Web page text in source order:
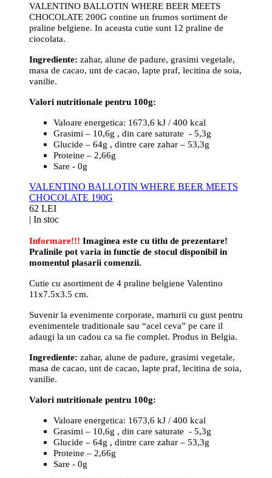
VALENTINO BALLOTIN WHERE BEER MEETS
CHOCOLATE 200G contine un frumos sortiment de
praline belgiene. In aceasta cutie sunt 12 praline de
ciocolata.
Ingrediente: zahar, alune de padure, grasimi vegetale,
masa de cacao, unt de cacao, lapte praf, lecitina de soia,
vanilie.
Valori nutritionale pentru 100g:
Valoare energetica: 1673,6 kJ / 400 kcal
Grasimi – 10,6g , din care saturate - 5,3g
Glucide – 64g , dintre care zahar – 53,3g
Proteine – 2,66g
Sare - 0g
VALENTINO BALLOTIN WHERE BEER MEETS
CHOCOLATE 190G
62 LEI
| In stoc
Informare!!! Imaginea este cu titlu de prezentare!
Pralinile pot varia in functie de stocul disponibil in
momentul plasarii comenzii.
Cutie cu asortiment de 4 praline belgiene Valentino
11x7.5x3.5 cm.
Suvenir la evenimente corporate, marturii cu gust pentru
evenimentele traditionale sau “acel ceva” pe care il
adaugi la un cadou ca sa fie complet. Produs in Belgia.
Ingrediente: zahar, alune de padure, grasimi vegetale,
masa de cacao, unt de cacao, lapte praf, lecitina de soia,
vanilie.
Valori nutritionale pentru 100g:
Valoare energetica: 1673,6 kJ / 400 kcal
Grasimi – 10,6g , din care saturate - 5,3g
Glucide – 64g , dintre care zahar – 53,3g
Proteine – 2,66g
Sare - 0g